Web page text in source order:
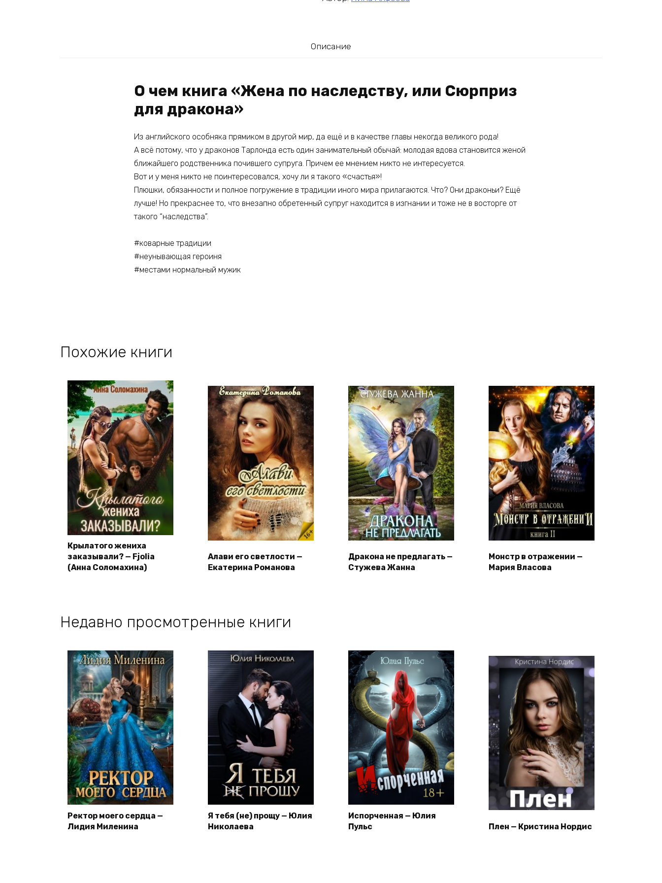
Описание
О чем книга «Жена по наследству, или Сюрприз
для дракона»
Из английского особняка прямиком в другой мир, да ещё и в качестве главы некогда великого рода!
А всё потому, что у драконов Тарлонда есть один занимательный обычай: молодая вдова становится женой
ближайшего родственника почившего супруга. Причем ее мнением никто не интересуется.
Вот и у меня никто не поинтересовался, хочу ли я такого «счастья»!
Плюшки, обязанности и полное погружение в традиции иного мира прилагаются. Что? Они драконьи? Ещё
лучше! Но прекраснее то, что внезапно обретенный супруг находится в изгнании и тоже не в восторге от
такого “наследства”.
#коварные традиции
#неунывающая героиня
#местами нормальный мужик
Похожие книги
Крылатого жениха
заказывали? — Fjolia
(Анна Соломахина)
Алави его светлости —
Екатерина Романова
Дракона не предлагать —
Стужева Жанна
Монстр в отражении —
Мария Власова
Недавно просмотренные книги
Ректор моего сердца —
Лидия Миленина
Я тебя (не) прощу — Юлия
Николаева
Испорченная — Юлия
Пульс
Плен — Кристина Нордис